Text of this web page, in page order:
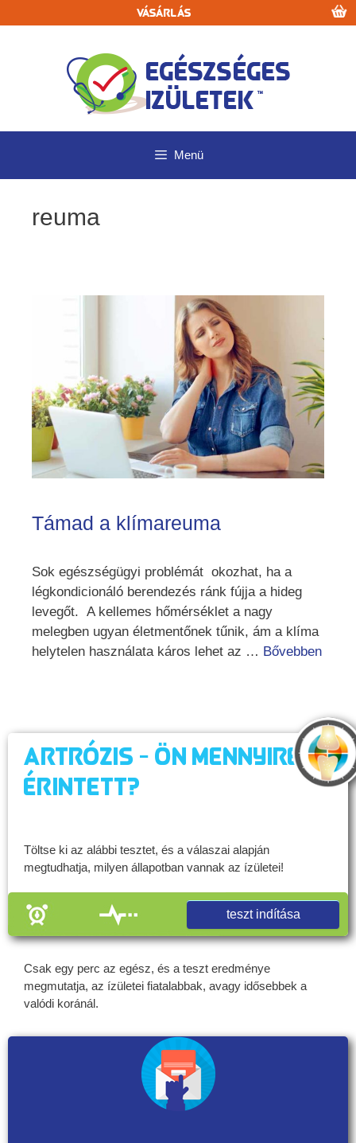
a
Vásárlás
Menü
reuma
Támad a klímareuma
Sok egészségügyi problémát okozhat, ha a
légkondicionáló berendezés ránk fújja a hideg
levegőt. A kellemes hőmérséklet a nagy
melegben ugyan életmentőnek tűnik, ám a klíma
helytelen használata káros lehet az … Bővebben
Artrózis - Ön mennyire
érintett?
Töltse ki az alábbi tesztet, és a válaszai alapján
megtudhatja, milyen állapotban vannak az ízületei!
teszt indítása
Csak egy perc az egész, és a teszt eredménye
megmutatja, az ízületei fiatalabbak, avagy idősebbek a
valódi koránál.